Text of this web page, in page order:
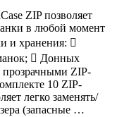
ZIP позволяет
в любой момент
и хранения: 
 Донных
прозрачными ZIP-
10 ZIP-
легко заменять/
(запасные …